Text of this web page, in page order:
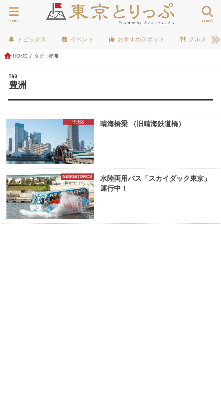
search
menu
トピックス イベント おすすめスポット グルメ
HOME タグ : 豊洲
TAG
豊洲
中央区 晴海橋梁 （旧晴海鉄道橋）
NEWS&TOPICS
水陸両用バス「スカイダック東京」
運行中！